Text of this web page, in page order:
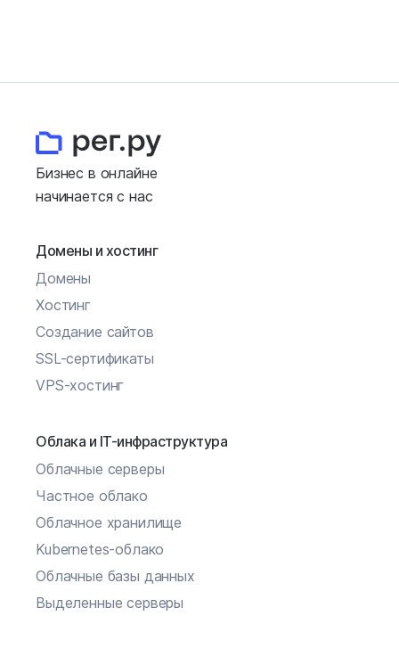
Бизнес в онлайне
начинается с нас
Домены и хостинг
Домены
Хостинг
Создание сайтов
SSL-сертификаты
VPS-хостинг
Облака и IT-инфраструктура
Облачные серверы
Частное облако
Облачное хранилище
Kubernetes-облако
Облачные базы данных
Выделенные серверы